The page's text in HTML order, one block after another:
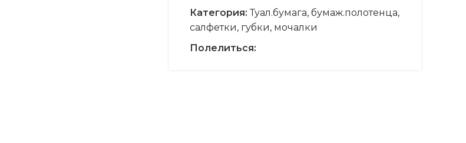
Категория: Туал.бумага, бумаж.полотенца,
салфетки, губки, мочалки
Полелиться: